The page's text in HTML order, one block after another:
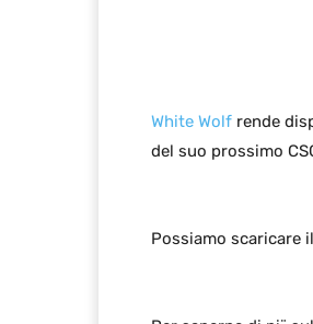
White Wolf rende
del suo prossimo
Possiamo scaricare